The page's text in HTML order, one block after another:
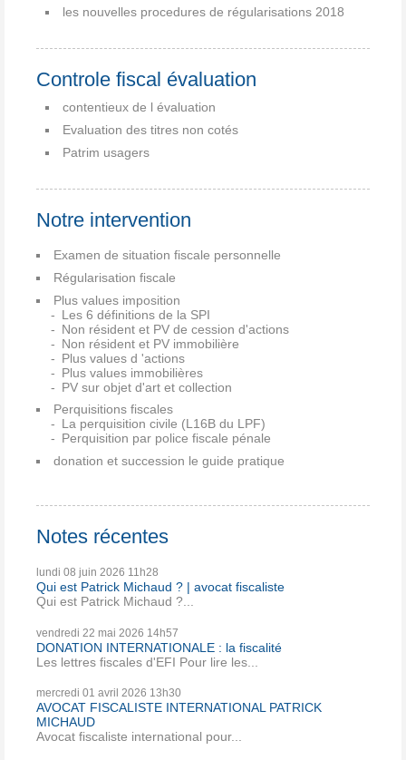
les nouvelles procedures de régularisations 2018
Controle fiscal évaluation
contentieux de l évaluation
Evaluation des titres non cotés
Patrim usagers
Notre intervention
Examen de situation fiscale personnelle
Régularisation fiscale
Plus values imposition
Les 6 définitions de la SPI
Non résident et PV de cession d'actions
Non résident et PV immobilière
Plus values d 'actions
Plus values immobilières
PV sur objet d'art et collection
Perquisitions fiscales
La perquisition civile (L16B du LPF)
Perquisition par police fiscale pénale
donation et succession le guide pratique
Notes récentes
lundi 08 juin 2026 11h28
Qui est Patrick Michaud ? | avocat fiscaliste
Qui est Patrick Michaud ?...
vendredi 22 mai 2026 14h57
DONATION INTERNATIONALE : la fiscalité
Les lettres fiscales d'EFI Pour lire les...
mercredi 01 avril 2026 13h30
AVOCAT FISCALISTE INTERNATIONAL PATRICK
MICHAUD
Avocat fiscaliste international pour...